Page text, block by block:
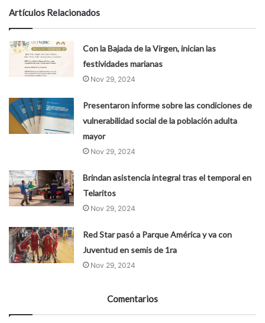
Artículos Relacionados
Con la Bajada de la Virgen, inician las
festividades marianas
Nov 29, 2024
Presentaron informe sobre las condiciones de
vulnerabilidad social de la población adulta
mayor
Nov 29, 2024
Brindan asistencia integral tras el temporal en
Telaritos
Nov 29, 2024
Red Star pasó a Parque América y va con
Juventud en semis de 1ra
Nov 29, 2024
Comentarios